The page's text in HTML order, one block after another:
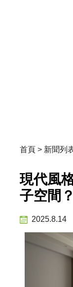
首頁 > 新聞列
現代風
子空間？
2025.8.14